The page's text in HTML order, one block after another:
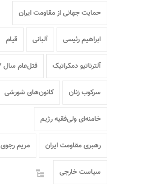
حمایت جهانی از مقاومت ایران
ابراهیم رئیسی آلبانی قیام
آلترناتیو دمکراتیک قتل‌عام سال ۶۷
سرکوب زنان کانون‌های شورشی
خامنه‌ای ولی‌فقیه رژیم
رهبری مقاومت ایران مریم رجوی
سیاست خارجی